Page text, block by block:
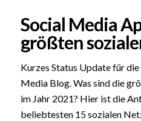
Social Media
größten
Kurzes Status Update für
Media Blog. Was sind die
im Jahr 2021? Hier ist die
beliebtesten 15 sozialen